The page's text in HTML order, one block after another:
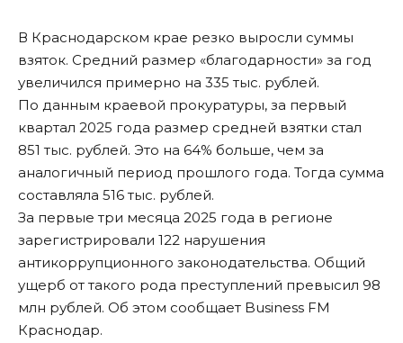
В Краснодарском крае резко выросли суммы
взяток. Средний размер «благодарности» за год
увеличился примерно на 335 тыс. рублей.
По данным краевой прокуратуры, за первый
квартал 2025 года размер средней взятки стал
851 тыс. рублей. Это на 64% больше, чем за
аналогичный период прошлого года. Тогда сумма
составляла 516 тыс. рублей.
За первые три месяца 2025 года в регионе
зарегистрировали 122 нарушения
антикоррупционного законодательства. Общий
ущерб от такого рода преступлений превысил 98
млн рублей. Об этом сообщает Business FM
Краснодар.